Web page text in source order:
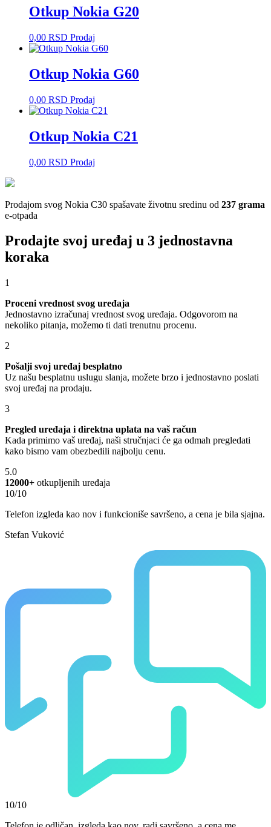
Otkup Nokia G20
0,00 RSD Prodaj
Otkup Nokia G60
0,00 RSD Prodaj
Otkup Nokia C21
0,00 RSD Prodaj
Prodajom svog Nokia C30 spašavate životnu sredinu od 237 grama
e-otpada
Prodajte svoj uređaj u 3 jednostavna
koraka
1
Proceni vrednost svog uređaja
Jednostavno izračunaj vrednost svog uređaja. Odgovorom na
nekoliko pitanja, možemo ti dati trenutnu procenu.
2
Pošalji svoj uređaj besplatno
Uz našu besplatnu uslugu slanja, možete brzo i jednostavno poslati
svoj uređaj na prodaju.
3
Pregled uređaja i direktna uplata na vaš račun
Kada primimo vaš uređaj, naši stručnjaci će ga odmah pregledati
kako bismo vam obezbedili najbolju cenu.
5.0
12000+ otkupljenih uređaja
10/10
Telefon izgleda kao nov i funkcioniše savršeno, a cena je bila sjajna.
Stefan Vuković
10/10